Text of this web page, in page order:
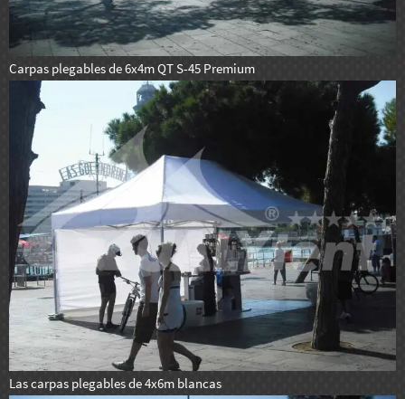
Carpas plegables de 6x4m QT S-45 Premium
Las carpas plegables de 4x6m blancas